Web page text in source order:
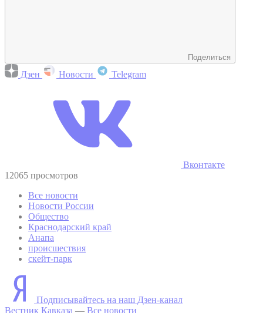
Поделиться
Дзен Новости Telegram
Вконтакте
12065 просмотров
Все новости
Новости России
Общество
Краснодарский край
Анапа
происшествия
скейт-парк
Подписывайтесь на наш Дзен-канал
Вестник Кавказа — Все новости